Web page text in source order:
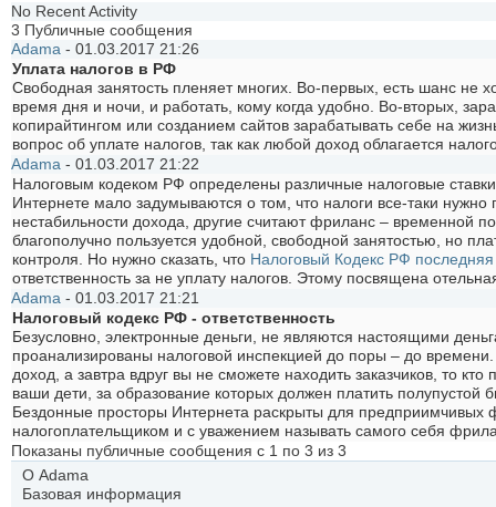
No Recent Activity
3 Публичные сообщения
Аdama - 01.03.2017 21:26
Уплата налогов в РФ
Свободная занятость пленяет многих. Во-первых, есть шанс не
время дня и ночи, и работать, кому когда удобно. Во-вторых,
копирайтингом или созданием сайтов зарабатывать себе на
вопрос об уплате налогов, так как любой доход облагается
Аdama - 01.03.2017 21:22
Налоговым кодеком РФ определены различные налоговые
Интернете мало задумываются о том, что налоги все-таки
нестабильности дохода, другие считают фриланс – временной
благополучно пользуется удобной, свободной занятостью, но
контроля. Но нужно сказать, что Налоговый Кодекс РФ
ответственность за не уплату налогов. Этому посвящена
Аdama - 01.03.2017 21:21
Налоговый кодекс РФ - ответственность
Безусловно, электронные деньги, не являются настоящими
проанализированы налоговой инспекцией до поры – до
доход, а завтра вдруг вы не сможете находить заказчиков, то
ваши дети, за образование которых должен платить
Бездонные просторы Интернета раскрыты для
налогоплательщиком и с уважением называть самого себя
Показаны публичные сообщения с 1 по 3 из 3
О Аdama
Базовая информация